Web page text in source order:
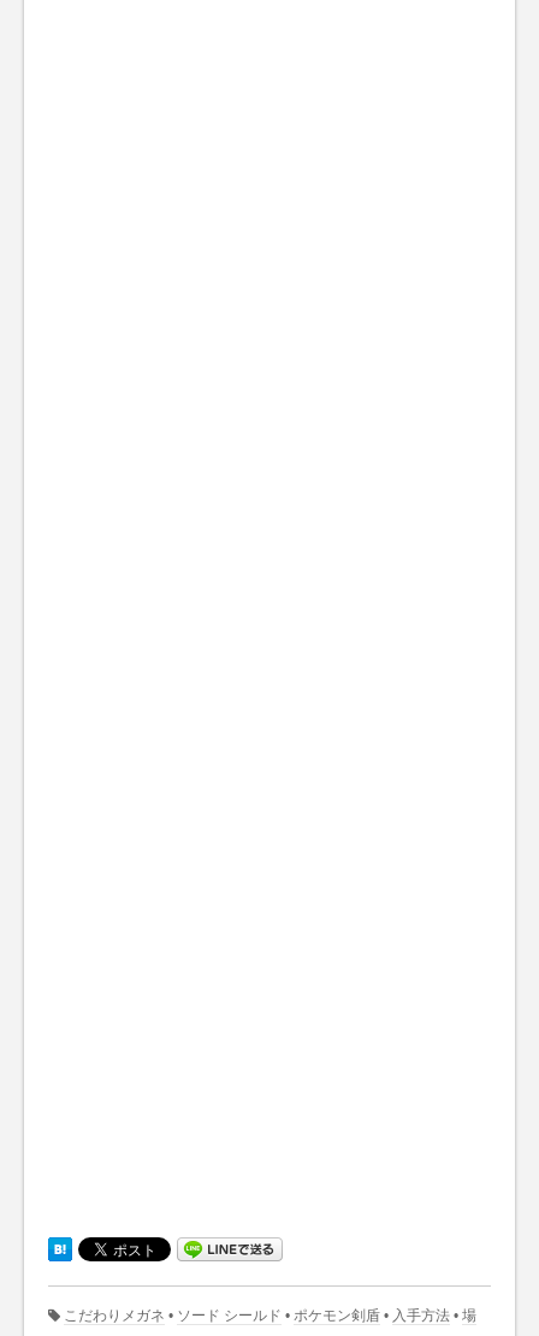
こだわりメガネ • ソード シールド • ポケモン剣盾 • 入手方法 • 場